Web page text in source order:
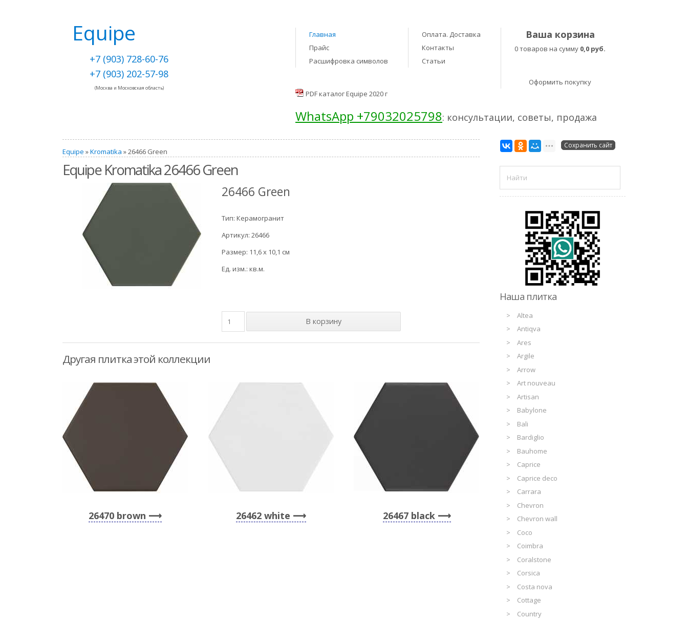
Equipe
+7 (903) 728-60-76
+7 (903) 202-57-98
(Москва и Московская область)
Главная
Прайс
Расшифровка символов
Оплата. Доставка
Контакты
Статьи
Ваша корзина
0 товаров на сумму 0,0 руб.
Оформить покупку
PDF каталог Equipe 2020 г
WhatsApp +79032025798: консультации, советы, продажа
Equipe »Kromatika » 26466 Green
Equipe Kromatika 26466 Green
26466 Green
Тип: Керамогранит
Артикул: 26466
Размер: 11,6 x 10,1 см
Ед. изм.: кв.м.
Другая плитка этой коллекции
26470 brown 26462 white 26467 black
Сохранить сайт
Наша плитка
Altea
Antiqva
Ares
Argile
Arrow
Art nouveau
Artisan
Babylone
Bali
Bardiglio
Bauhome
Caprice
Caprice deco
Carrara
Chevron
Chevron wall
Coco
Coimbra
Coralstone
Corsica
Costa nova
Cottage
Country